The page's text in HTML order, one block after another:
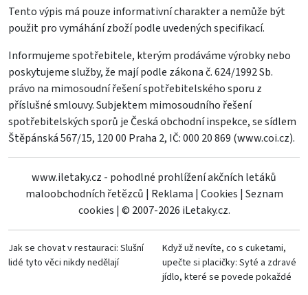
Tento výpis má pouze informativní charakter a nemůže být
použit pro vymáhání zboží podle uvedených specifikací.
Informujeme spotřebitele, kterým prodáváme výrobky nebo
poskytujeme služby, že mají podle zákona č. 624/1992 Sb.
právo na mimosoudní řešení spotřebitelského sporu z
příslušné smlouvy. Subjektem mimosoudního řešení
spotřebitelských sporů je Česká obchodní inspekce, se sídlem
Štěpánská 567/15, 120 00 Praha 2, IČ: 000 20 869 (www.coi.cz).
www.iletaky.cz - pohodlné prohlížení akčních letáků
maloobchodních řetězců | Reklama | Cookies | Seznam
cookies | © 2007-2026 iLetaky.cz.
Jak se chovat v restauraci: Slušní
lidé tyto věci nikdy nedělají
Když už nevíte, co s cuketami,
upečte si placičky: Syté a zdravé
jídlo, které se povede pokaždé